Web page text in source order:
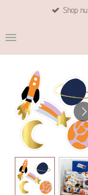
naar
hoofdinhoud
Shop